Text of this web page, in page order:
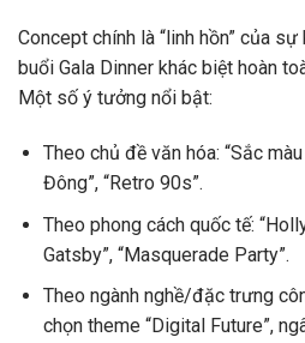
Concept chính là “linh hồn” của
buổi Gala Dinner khác biệt hoàn
Một số ý tưởng nổi bật:
Theo chủ đề văn hóa: “Sắc
Đông”, “Retro 90s”.
Theo phong cách quốc tế:
Gatsby”, “Masquerade Party”.
Theo ngành nghề/đặc trưng
chọn theme “Digital Future”,